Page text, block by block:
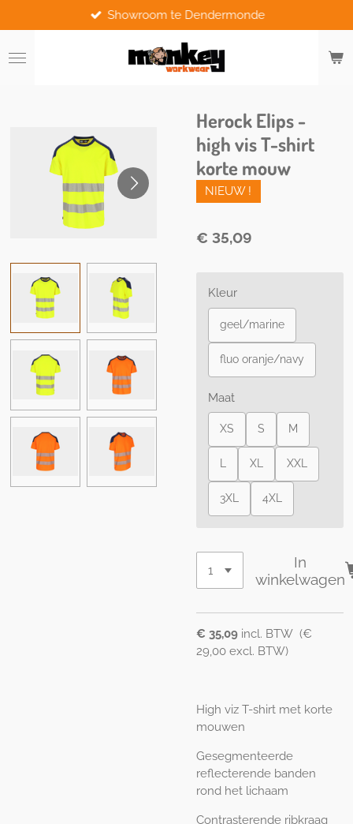
direct
naar
de
Showroom te Dendermonde
Herock Elips -
high vis T-shirt
korte mouw
NIEUW !
€ 35,09
Kleur
geel/marine
fluo oranje/navy
Maat
XS S M
L XL XXL
3XL 4XL
In
winkelwagen
€ 35,09 incl. BTW (€
29,00 excl. BTW)
High viz T-shirt met korte
mouwen
Gesegmenteerde
reflecterende banden
rond het lichaam
Contrasterende ribkraag